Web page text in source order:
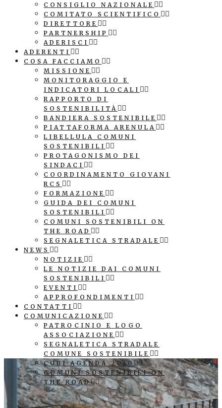
CONSIGLIO NAZIONALE
COMITATO SCIENTIFICO
DIRETTORE
PARTNERSHIP
ADERISCI
ADERENTI
COSA FACCIAMO
MISSIONE
MONITORAGGIO E
INDICATORI LOCALI
RAPPORTO DI
SOSTENIBILITÀ
BANDIERA SOSTENIBILE
PIATTAFORMA ARENULA
LIBELLULA COMUNI
SOSTENIBILI
PROTAGONISMO DEI
SINDACI
COORDINAMENTO GIOVANI
RCS
FORMAZIONE
GUIDA DEI COMUNI
SOSTENIBILI
COMUNI SOSTENIBILI ON
THE ROAD
SEGNALETICA STRADALE
NEWS
NOTIZIE
LE NOTIZIE DAI COMUNI
SOSTENIBILI
EVENTI
APPROFONDIMENTI
CONTATTI
COMUNICAZIONE
PATROCINIO E LOGO
ASSOCIAZIONE
SEGNALETICA STRADALE
COMUNE SOSTENIBILE
CUBI AGENDA 2030
COMUNI SOSTENIBILI ON
THE ROAD